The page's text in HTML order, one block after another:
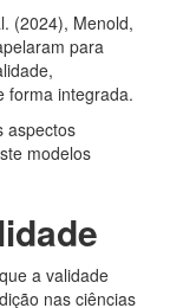
(2024), Menold,
para
forma integrada.
aspectos
modelos
a validade
nas ciências